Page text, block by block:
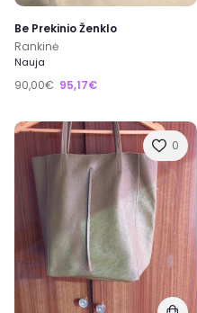
Be Prekinio Ženklo
Rankinė
Nauja
90,00€ 95,17€
0